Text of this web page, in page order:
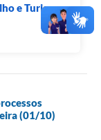
e Turismo
(01/10)